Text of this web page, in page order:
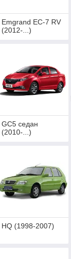
Emgrand EC-7 RV
(2012-...)
GC5 седан
(2010-...)
HQ (1998-2007)